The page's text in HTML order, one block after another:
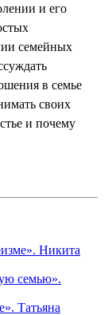
и его
семейных
в семье
своих
и почему
Никита
семью».
Татьяна